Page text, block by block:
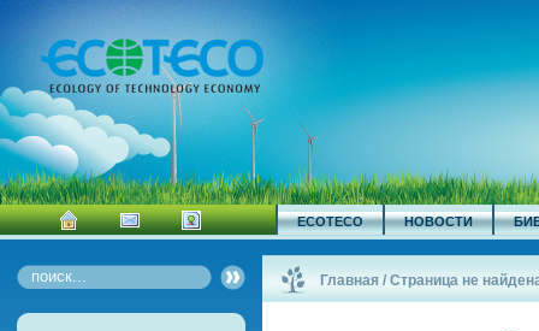
ECOTECO НОВОСТИ
Главная /Страница не